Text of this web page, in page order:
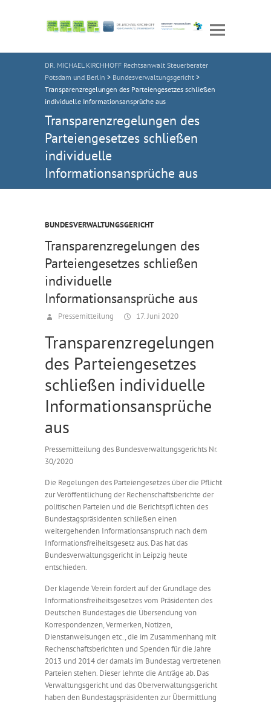
DR. MICHAEL KIRCHHOFF Rechtsanwalt Steuerberater
Potsdam und Berlin > Bundesverwaltungsgericht >
Transparenzregelungen des Parteiengesetzes schließen
individuelle Informationsansprüche aus
Transparenzregelungen des
Parteiengesetzes schließen
individuelle
Informationsansprüche aus
BUNDESVERWALTUNGSGERICHT
Transparenzregelungen des
Parteiengesetzes schließen
individuelle
Informationsansprüche aus
Pressemitteilung 17. Juni 2020
Transparenzregelungen
des Parteiengesetzes
schließen individuelle
Informationsansprüche
aus
Pressemitteilung des Bundesverwaltungsgerichts Nr.
30/2020
Die Regelungen des Parteiengesetzes über die Pflicht
zur Veröffentlichung der Rechenschaftsberichte der
politischen Parteien und die Berichtspflichten des
Bundestagspräsidenten schließen einen
weitergehenden Informationsanspruch nach dem
Informationsfreiheitsgesetz aus. Das hat das
Bundesverwaltungsgericht in Leipzig heute
entschieden.
Der klagende Verein fordert auf der Grundlage des
Informationsfreiheitsgesetzes vom Präsidenten des
Deutschen Bundestages die Übersendung von
Korrespondenzen, Vermerken, Notizen,
Dienstanweisungen etc., die im Zusammenhang mit
Rechenschaftsberichten und Spenden für die Jahre
2013 und 2014 der damals im Bundestag vertretenen
Parteien stehen. Dieser lehnte die Anträge ab. Das
Verwaltungsgericht und das Oberverwaltungsgericht
haben den Bundestagspräsidenten zur Übermittlung